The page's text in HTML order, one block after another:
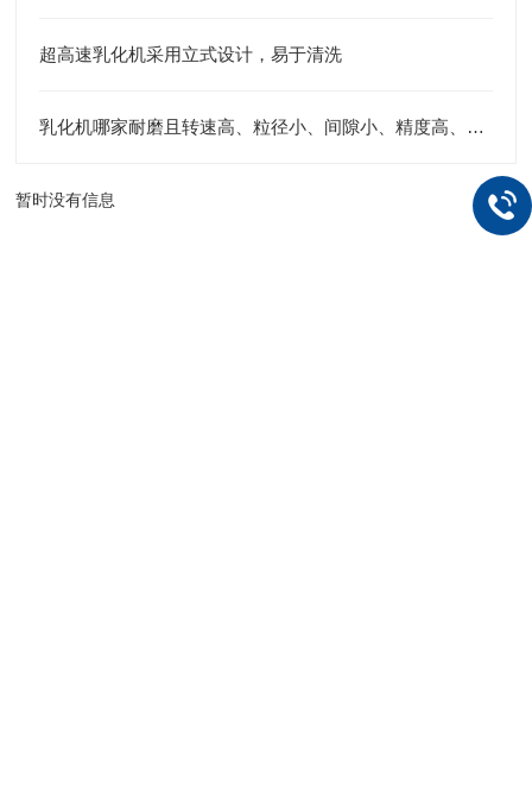
超高速乳化机采用立式设计，易于清洗
乳化机哪家耐磨且转速高、粒径小、间隙小、精度高、线速度高、剪切力强：江苏思峻全流程解决方案测评
暂时没有信息